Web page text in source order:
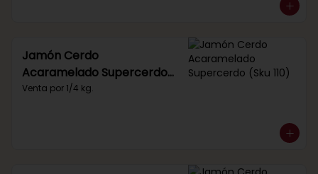
Jamón Cerdo
Acaramelado Supercerdo
(Sku 110)
Venta por 1/4 kg.